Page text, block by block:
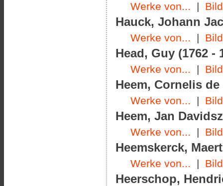
Werke von... |
Hauck, Johann
Werke von... |
Head, Guy (1762 -
Werke von... |
Heem, Cornelis de
Werke von... |
Heem, Jan
Werke von... |
Heemskerck,
Werke von... |
Heerschop,